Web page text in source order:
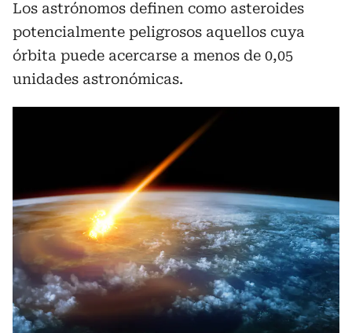
Los astrónomos definen como asteroides
potencialmente peligrosos aquellos cuya
órbita puede acercarse a menos de 0,05
unidades astronómicas.